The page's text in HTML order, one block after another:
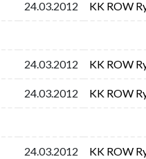
24.03.2012 KK ROW
24.03.2012 KK ROW
24.03.2012 KK ROW
24.03.2012 KK ROW
24.03.2012 KK ROW
24.03.2012 KK ROW
24.03.2012 KK ROW
24.03.2012 KK ROW